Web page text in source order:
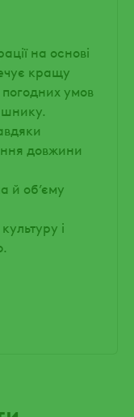
на основі
кращу
погодних умов
довжини
й об’єму
і